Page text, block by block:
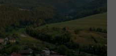
terénu, nikoli naopak.
hmota domu – s
s propracovanými
terénu a položena